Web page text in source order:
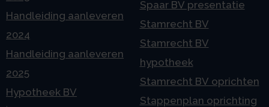
Handleiding aanleveren
2024
Handleiding aanleveren
2025
Hypotheek BV
Spaar BV presentatie
Stamrecht BV
Stamrecht BV
hypotheek
Stamrecht BV oprichten
Stappenplan oprichting